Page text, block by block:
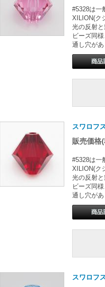
#5328は一
XILION(ク
光の反射と
ビーズ同
通し穴が
スワロフ
販売価格(
#5328は一
XILION(ク
光の反射と
ビーズ同
通し穴が
スワロフ